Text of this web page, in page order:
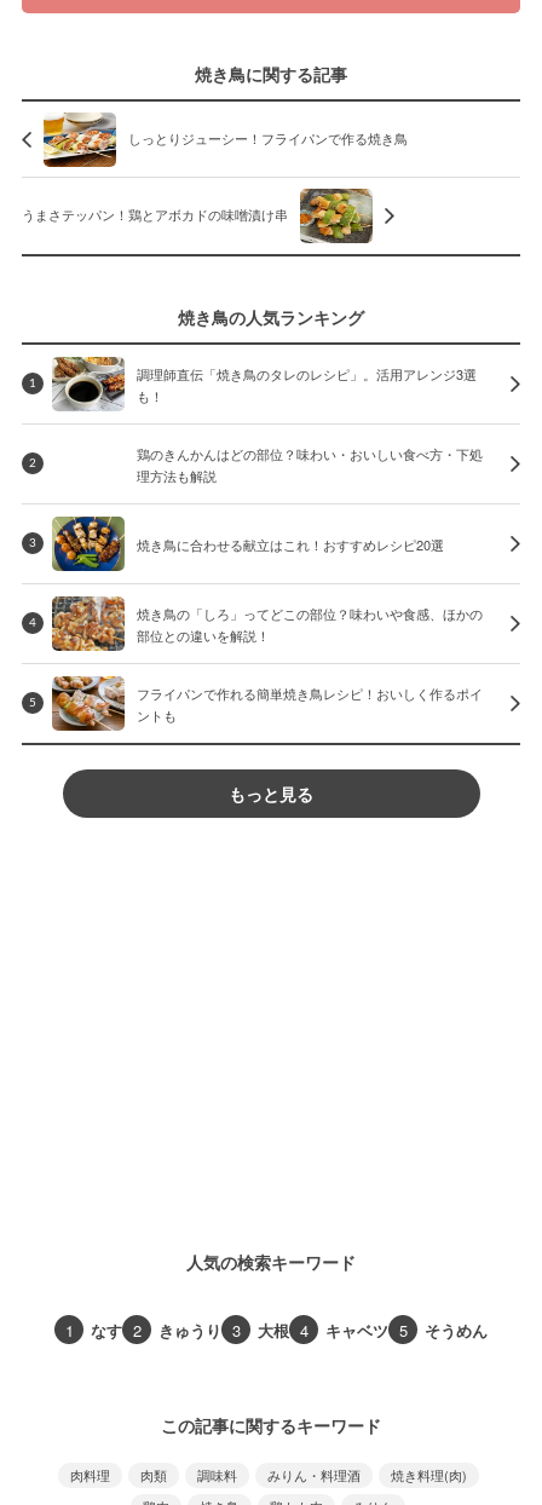
焼き鳥に関する記事
しっとりジューシー！フライパンで作る焼き鳥
うまさテッパン！鶏とアボカドの味噌漬け串
焼き鳥の人気ランキング
1
調理師直伝「焼き鳥のタレのレシピ」。活用アレンジ3選
も！
2
鶏のきんかんはどの部位？味わい・おいしい食べ方・下処
理方法も解説
3 焼き鳥に合わせる献立はこれ！おすすめレシピ20選
4
焼き鳥の「しろ」ってどこの部位？味わいや食感、ほかの
部位との違いを解説！
5
フライパンで作れる簡単焼き鳥レシピ！おいしく作るポイ
ントも
もっと見る
人気の検索キーワード
1 なす 2 きゅうり 3 大根 4 キャベツ 5 そうめん
この記事に関するキーワード
肉料理 肉類 調味料 みりん・料理酒
焼き料理(肉)